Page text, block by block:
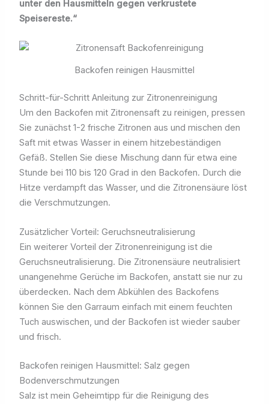
unter den Hausmitteln gegen verkrustete
Speisereste.“
Backofen reinigen Hausmittel
Schritt-für-Schritt Anleitung zur Zitronenreinigung
Um den Backofen mit Zitronensaft zu reinigen, pressen
Sie zunächst 1-2 frische Zitronen aus und mischen den
Saft mit etwas Wasser in einem hitzebeständigen
Gefäß. Stellen Sie diese Mischung dann für etwa eine
Stunde bei 110 bis 120 Grad in den Backofen. Durch die
Hitze verdampft das Wasser, und die Zitronensäure löst
die Verschmutzungen.
Zusätzlicher Vorteil: Geruchsneutralisierung
Ein weiterer Vorteil der Zitronenreinigung ist die
Geruchsneutralisierung. Die Zitronensäure neutralisiert
unangenehme Gerüche im Backofen, anstatt sie nur zu
überdecken. Nach dem Abkühlen des Backofens
können Sie den Garraum einfach mit einem feuchten
Tuch auswischen, und der Backofen ist wieder sauber
und frisch.
Backofen reinigen Hausmittel: Salz gegen
Bodenverschmutzungen
Salz ist mein Geheimtipp für die Reinigung des